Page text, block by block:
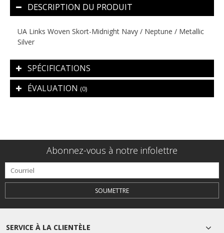
DESCRIPTION DU PRODUIT
UA Links Woven Skort-Midnight Navy / Neptune / Metallic
Silver
SPÉCIFICATIONS
ÉVALUATION (0)
Abonnez-vous à notre infolettre
SOUMETTRE
SERVICE À LA CLIENTÈLE